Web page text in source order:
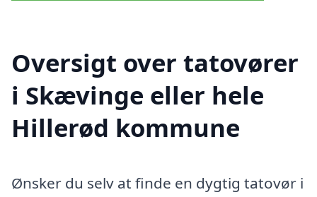
Oversigt over tatovører
i Skævinge eller hele
Hillerød kommune
Ønsker du selv at finde en dygtig tatovør i